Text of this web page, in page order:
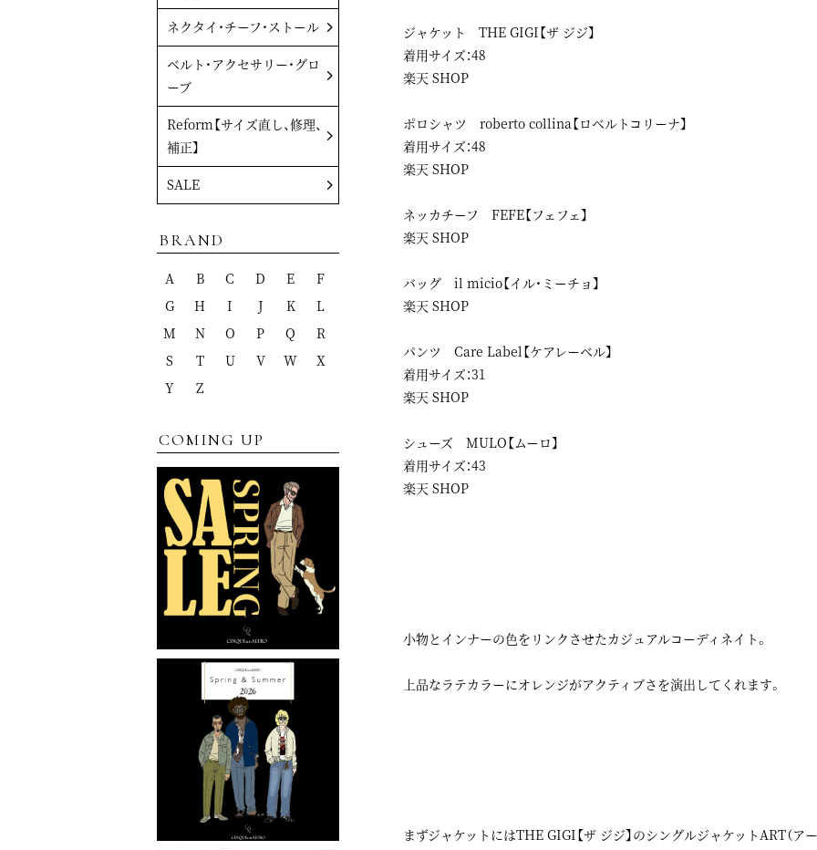
ジャケット THE GIGI【ザ ジジ】
着用サイズ：48
楽天 SHOP
ポロシャツ roberto collina【ロベルトコリーナ】
着用サイズ：48
楽天 SHOP
ネッカチーフ FEFE【フェフェ】
楽天 SHOP
バッグ il micio【イル・ミーチョ】
楽天 SHOP
パンツ Care Label【ケアレーベル】
着用サイズ：31
楽天 SHOP
シューズ MULO【ムーロ】
着用サイズ：43
楽天 SHOP
小物とインナーの色をリンクさせたカジュアルコーディネイト。
上品なラテカラーにオレンジがアクティブさを演出してくれます。
まずジャケットにはTHE GIGI【ザ ジジ】のシングルジャケットART（アー
ネクタイ・チーフ・ストール
ベルト・アクセサリー・グロ
ーブ
Reform【サイズ直し、修理、
補正】
SALE
BRAND
A B C D E
F
G
H I J K
L
M
N O P Q
R
S
T U V W
X
Y
Z
COMING UP